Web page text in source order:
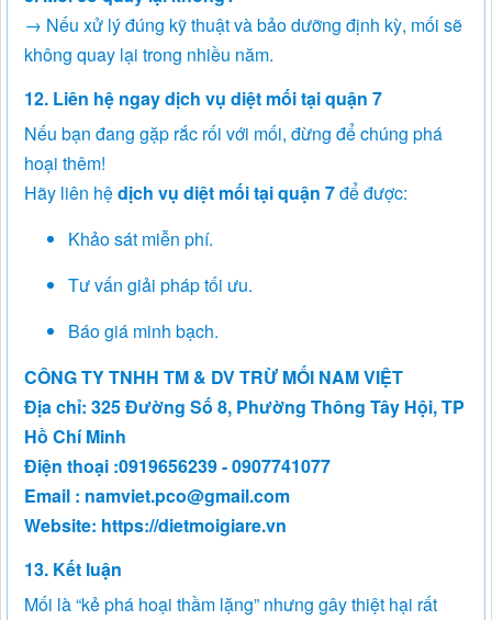
→ Nếu xử lý đúng kỹ thuật và bảo dưỡng định kỳ, mối sẽ
không quay lại trong nhiều năm.
12. Liên hệ ngay dịch vụ diệt mối tại quận 7
Nếu bạn đang gặp rắc rối với mối, đừng để chúng phá
hoại thêm!
Hãy liên hệdịch vụ diệt mối tại quận 7để được:
Khảo sát miễn phí.
Tư vấn giải pháp tối ưu.
Báo giá minh bạch.
CÔNG TY TNHH TM & DV TRỪ MỐI NAM VIỆT
Địa chỉ: 325 Đường Số 8, Phường Thông Tây Hội, TP
Hồ Chí Minh
Điện thoại :0919656239 - 0907741077
Email : namviet.pco@gmail.com
Website: https://dietmoigiare.vn
13. Kết luận
Mối là “kẻ phá hoại thầm lặng” nhưng gây thiệt hại rất